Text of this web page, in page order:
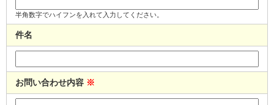
半角数字でハイフンを入れて入力してください。
件名
お問い合わせ内容 ※